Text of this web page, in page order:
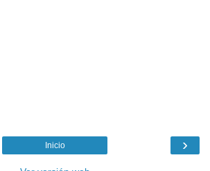
›
Inicio